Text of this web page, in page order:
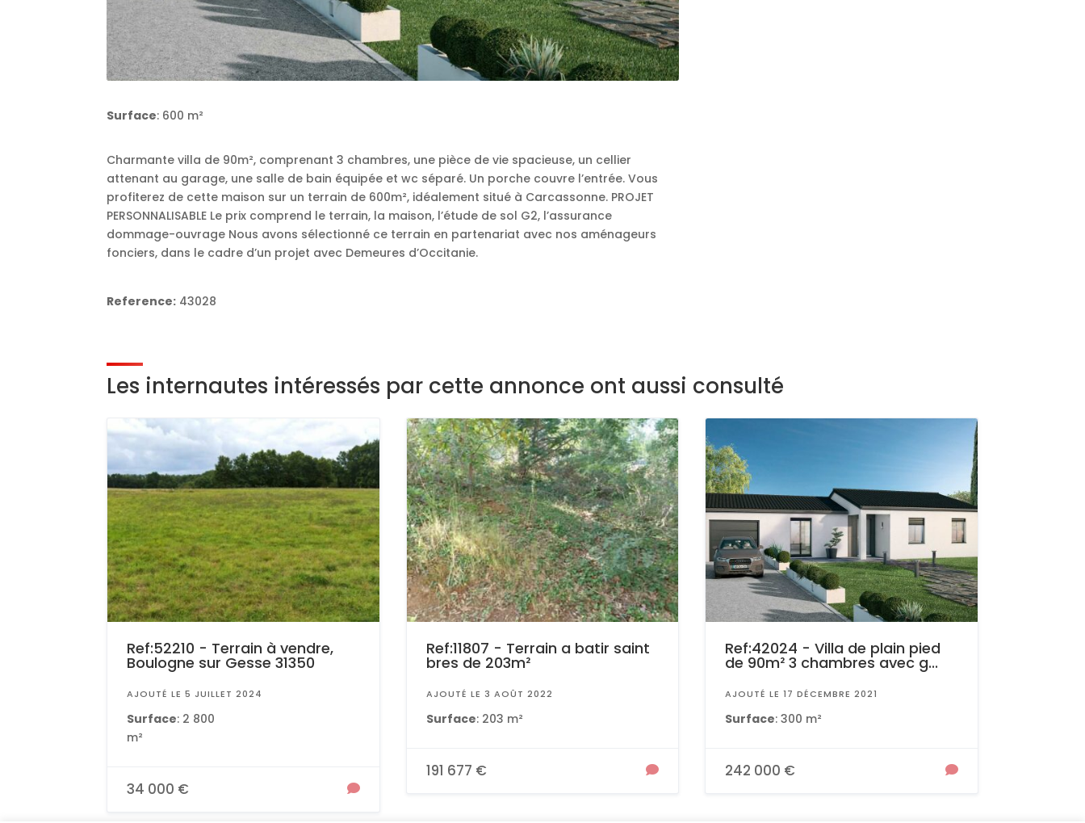
Surface: 600 m²
Charmante villa de 90m², comprenant 3 chambres, une pièce de vie spacieuse, un cellier
attenant au garage, une salle de bain équipée et wc séparé. Un porche couvre l’entrée. Vous
profiterez de cette maison sur un terrain de 600m², idéalement situé à Carcassonne. PROJET
PERSONNALISABLE Le prix comprend le terrain, la maison, l’étude de sol G2, l’assurance
dommage-ouvrage Nous avons sélectionné ce terrain en partenariat avec nos aménageurs
fonciers, dans le cadre d’un projet avec Demeures d’Occitanie.
Reference: 43028
Les internautes intéressés par cette annonce ont aussi consulté
Ref:52210 - Terrain à vendre,
Boulogne sur Gesse 31350
AJOUTÉ LE 5 JUILLET 2024
Surface: 2 800
m²
34 000 €
Ref:11807 - Terrain a batir saint
bres de 203m²
AJOUTÉ LE 3 AOÛT 2022
Surface: 203 m²
191 677 €
Ref:42024 - Villa de plain pied
de 90m² 3 chambres avec g...
AJOUTÉ LE 17 DÉCEMBRE 2021
Surface: 300 m²
242 000 €